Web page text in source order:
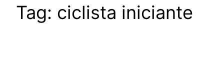
Tag: ciclista iniciante